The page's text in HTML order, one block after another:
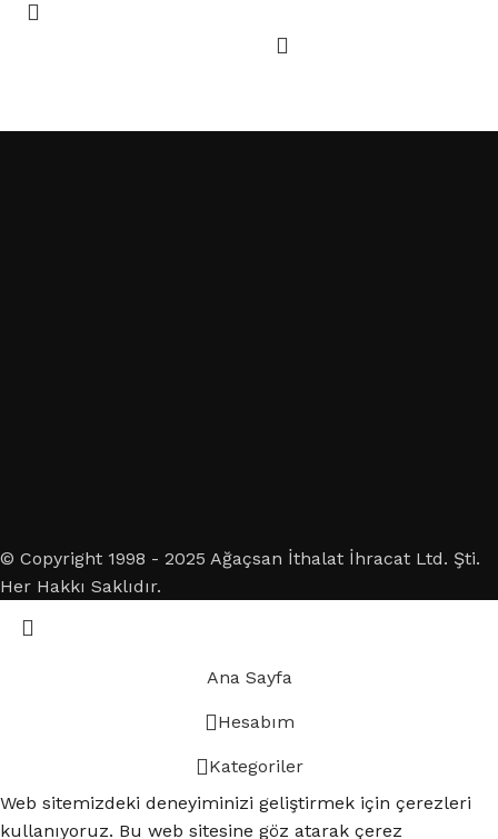
© Copyright 1998 - 2025 Ağaçsan İthalat İhracat Ltd. Şti.
Her Hakkı Saklıdır.
Ana Sayfa
Hesabım
Kategoriler
Web sitemizdeki deneyiminizi geliştirmek için çerezleri
kullanıyoruz. Bu web sitesine göz atarak çerez